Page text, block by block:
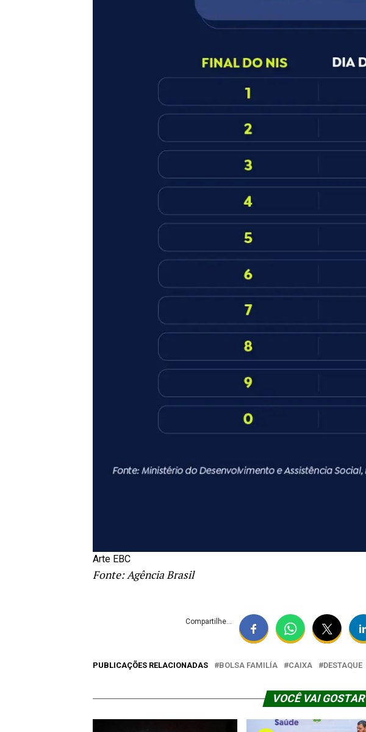
Arte EBC
Fonte: Agência Brasil
Compartilhe...
PUBLICAÇÕES RELACIONADAS BOLSA FAMILÍA CAIXA DESTAQUE
VOCÊ VAI GOSTAR